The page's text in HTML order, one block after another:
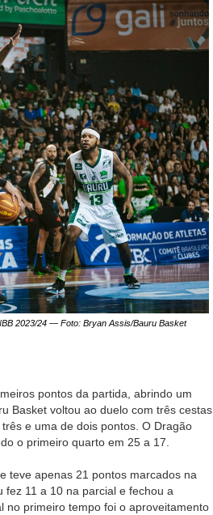
2023/24 — Foto: Bryan Assis/Bauru Basket
pontos da partida, abrindo um
Basket voltou ao duelo com três cestas
e uma de dois pontos. O Dragão
o primeiro quarto em 25 a 17.
teve apenas 21 pontos marcados na
11 a 10 na parcial e fechou a
no primeiro tempo foi o aproveitamento